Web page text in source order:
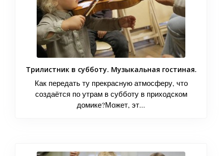
Трилистник в субботу. Музыкальная гостиная.
Как передать ту прекрасную атмосферу, что
создаётся по утрам в субботу в приходском
домике?Может, эт...